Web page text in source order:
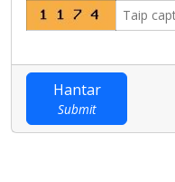
Hantar
Submit